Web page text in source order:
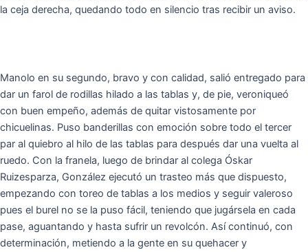
la ceja derecha, quedando todo en silencio tras recibir un aviso.
Manolo en su segundo, bravo y con calidad, salió entregado para
dar un farol de rodillas hilado a las tablas y, de pie, veroniqueó
con buen empeño, además de quitar vistosamente por
chicuelinas. Puso banderillas con emoción sobre todo el tercer
par al quiebro al hilo de las tablas para después dar una vuelta al
ruedo. Con la franela, luego de brindar al colega Óskar
Ruizesparza, González ejecutó un trasteo más que dispuesto,
empezando con toreo de tablas a los medios y seguir valeroso
pues el burel no se la puso fácil, teniendo que jugársela en cada
pase, aguantando y hasta sufrir un revolcón. Así continuó, con
determinación, metiendo a la gente en su quehacer y